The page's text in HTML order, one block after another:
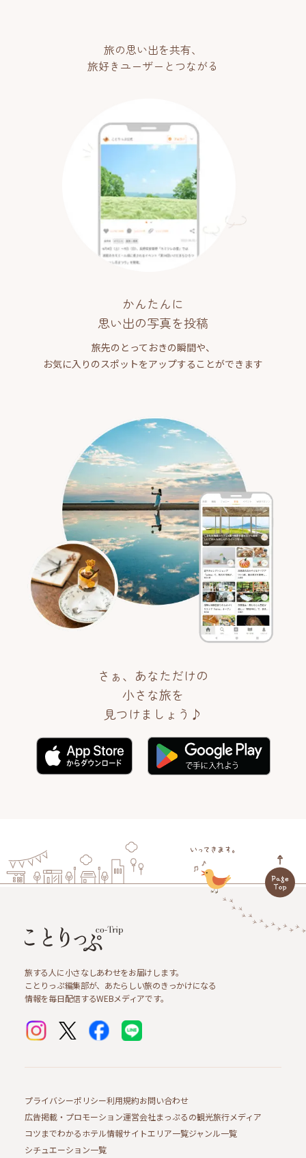
旅の思い出を共有、
旅好きユーザーとつながる
かんたんに
思い出の写真を投稿
旅先のとっておきの瞬間や、
お気に入りのスポットをアップすることができます
さぁ、あなただけの
小さな旅を
見つけましょう♪
旅する人に小さなしあわせをお届けします。
ことりっぷ編集部が、あたらしい旅のきっかけになる
情報を毎日配信するWEBメディアです。
プライバシーポリシー利用規約お問い合わせ
広告掲載・プロモーション運営会社まっぷるの観光旅行メディア
コツまでわかるホテル情報サイトエリア一覧ジャンル一覧
シチュエーション一覧